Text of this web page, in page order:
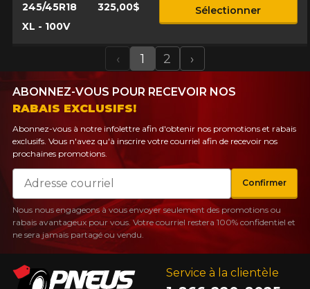
245/45R18
XL - 100V
325,00$ Sélectionner
Previous
‹ 1 2 Next
›
Service à la clientèle
ABONNEZ-VOUS POUR RECEVOIR NOS
RABAIS EXCLUSIFS!
Abonnez-vous à notre infolettre afin d'obtenir nos promotions et rabais
exclusifs. Vous n'avez qu'à inscrire votre courriel afin de recevoir nos
prochaines promotions.
Courriel
Confirmer
Nous nous engageons à vous envoyer seulement des promotions ou
rabais avantageux pour vous. Votre courriel restera 100% confidentiel et
ne sera jamais partagé ou vendu.